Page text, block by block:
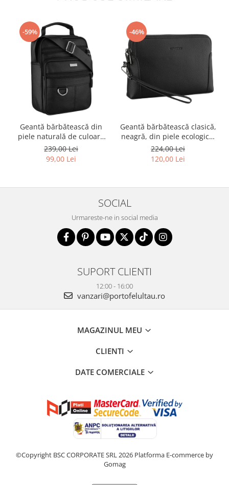
-59%
Geantă bărbătească din
piele naturală de culoare
neagră - Rovicky PTR-R-ST7-
01-7571-BLACK
239,00 Lei
99,00 Lei
-46%
Geantă bărbătească clasică,
neagră, din piele ecologică,
cu fermoar - Rovicky PTR-R-
SDR-01-1631 BLACK
224,00 Lei
120,00 Lei
SOCIAL
Urmareste-ne in social media
SUPORT CLIENTI
12:00 - 16:00
vanzari@portofelultau.ro
MAGAZINUL MEU
CLIENTI
DATE COMERCIALE
©Copyright BSC CORPORATE SRL 2026 Platforma E-commerce by
Gomag